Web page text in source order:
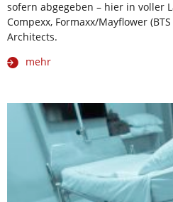
sofern abgegeben – hier in voller
Compexx, Formaxx/Mayflower
Architects.
mehr